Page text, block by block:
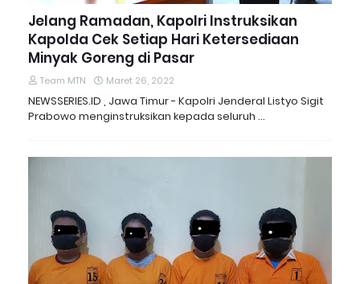
Jelang Ramadan, Kapolri Instruksikan
Kapolda Cek Setiap Hari Ketersediaan
Minyak Goreng di Pasar
Team MTN Maret 26, 2022
NEWSSERIES.ID , Jawa Timur - Kapolri Jenderal Listyo Sigit
Prabowo menginstruksikan kepada seluruh …